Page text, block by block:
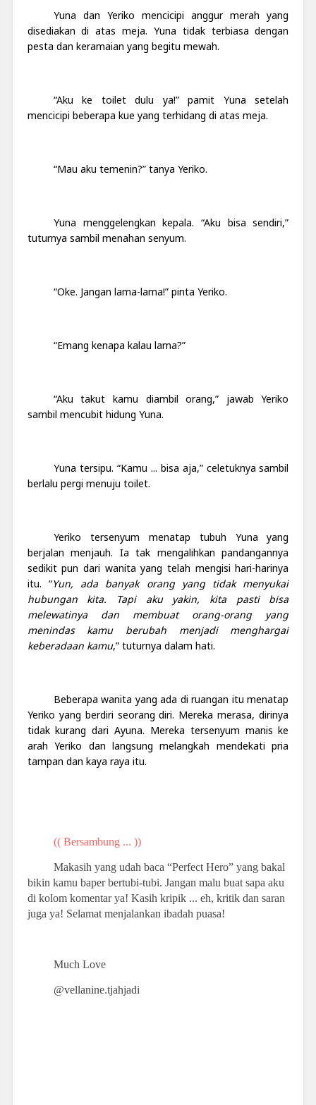
Yuna dan Yeriko mencicipi anggur merah yang
disediakan di atas meja. Yuna tidak terbiasa dengan
pesta dan keramaian yang begitu mewah.
“Aku ke toilet dulu ya!” pamit Yuna setelah
mencicipi beberapa kue yang terhidang di atas meja.
“Mau aku temenin?” tanya Yeriko.
Yuna menggelengkan kepala. “Aku bisa sendiri,”
tuturnya sambil menahan senyum.
“Oke. Jangan lama-lama!” pinta Yeriko.
“Emang kenapa kalau lama?”
“Aku takut kamu diambil orang,” jawab Yeriko
sambil mencubit hidung Yuna.
Yuna tersipu. “Kamu ... bisa aja,” celetuknya sambil
berlalu pergi menuju toilet.
Yeriko tersenyum menatap tubuh Yuna yang
berjalan menjauh. Ia tak mengalihkan pandangannya
sedikit pun dari wanita yang telah mengisi hari-harinya
itu. “Yun, ada banyak orang yang tidak menyukai
hubungan kita. Tapi aku yakin, kita pasti bisa
melewatinya dan membuat orang-orang yang
menindas kamu berubah menjadi menghargai
keberadaan kamu,” tuturnya dalam hati.
Beberapa wanita yang ada di ruangan itu menatap
Yeriko yang berdiri seorang diri. Mereka merasa, dirinya
tidak kurang dari Ayuna. Mereka tersenyum manis ke
arah Yeriko dan langsung melangkah mendekati pria
tampan dan kaya raya itu.
(( Bersambung ... ))
Makasih yang udah baca “Perfect Hero” yang bakal
bikin kamu baper bertubi-tubi. Jangan malu buat sapa aku
di kolom komentar ya! Kasih kripik ... eh, kritik dan saran
juga ya! Selamat menjalankan ibadah puasa!
Much Love
@vellanine.tjahjadi